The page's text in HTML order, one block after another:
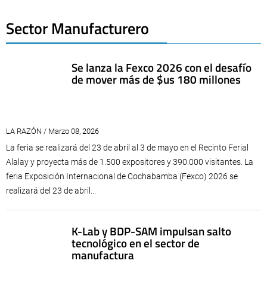
Sector Manufacturero
Se lanza la Fexco 2026 con el desafío
de mover más de $us 180 millones
LA RAZÓN / Marzo 08, 2026
La feria se realizará del 23 de abril al 3 de mayo en el Recinto Ferial
Alalay y proyecta más de 1.500 expositores y 390.000 visitantes. La
feria Exposición Internacional de Cochabamba (Fexco) 2026 se
realizará del 23 de abril...
K-Lab y BDP-SAM impulsan salto
tecnológico en el sector de
manufactura